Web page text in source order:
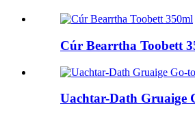
Cúr Bearrtha Toobett
Uachtar-Dath Gruaige